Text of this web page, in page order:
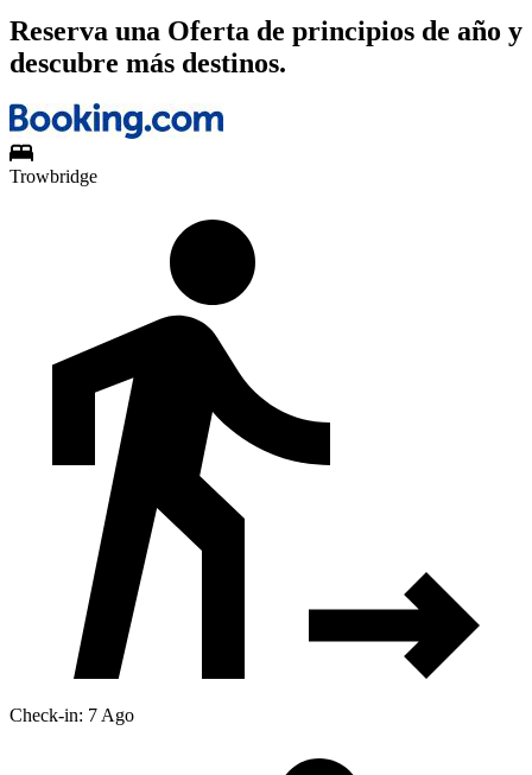
Reserva una Oferta de principios de año y
descubre más destinos.
Trowbridge
Check-in: 7 Ago